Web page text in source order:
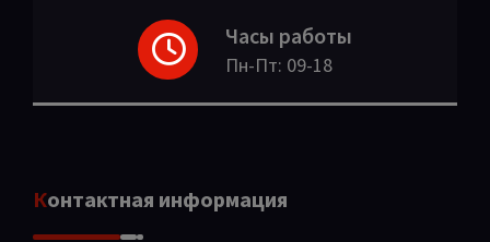
Часы работы
Пн-Пт: 09-18
Контактная информация